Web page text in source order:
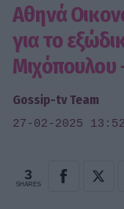
Αθηνά
για το
Μιχόπουλου
Gossip-tv Team
27-02-2025 13:52
3
SHARES